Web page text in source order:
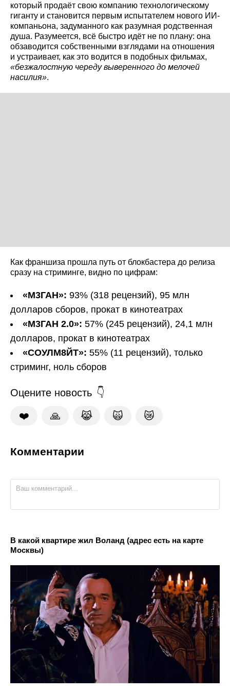
который продаёт свою компанию технологическому
гиганту и становится первым испытателем нового ИИ-
компаньона, задуманного как разумная родственная
душа. Разумеется, всё быстро идёт не по плану: она
обзаводится собственными взглядами на отношения
и устраивает, как это водится в подобных фильмах,
«безжалостную череду выверенного до мелочей
насилия».
Как франшиза прошла путь от блокбастера до релиза
сразу на стриминге, видно по цифрам:
«М3ГАН»: 93% (318 рецензий), 95 млн
долларов сборов, прокат в кинотеатрах
«М3ГАН 2.0»: 57% (245 рецензий), 24,1 млн
долларов, прокат в кинотеатрах
«СОУЛМ8ЙТ»: 55% (11 рецензий), только
стриминг, ноль сборов
Оцените новость
❤️ 🙏 😹 🙀 😿
Комментарии
В какой квартире жил Воланд (адрес есть на карте
Москвы)